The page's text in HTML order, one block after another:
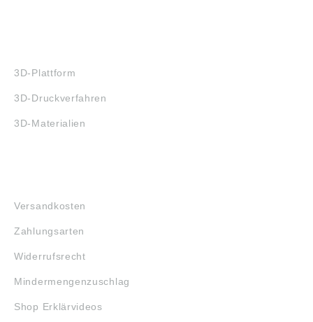
3D-Plattform
3D-Druckverfahren
3D-Materialien
Versandkosten
Zahlungsarten
Widerrufsrecht
Mindermengenzuschlag
Shop Erklärvideos